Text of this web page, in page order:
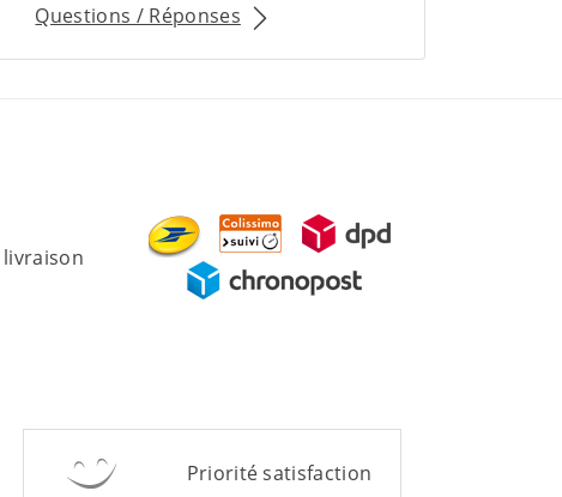
Questions / Réponses
Priorité satisfaction